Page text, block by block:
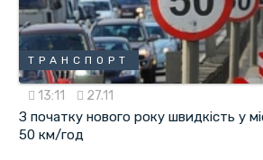
ТРАНСПОРТ
13:11 27.11
З початку нового року швидкість у
50 км/год